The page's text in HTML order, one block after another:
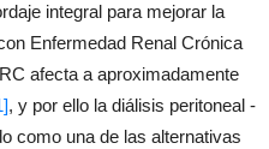
integral para mejorar la
Enfermedad Renal Crónica
afecta a aproximadamente
, y por ello la diálisis peritoneal -
como una de las alternativas